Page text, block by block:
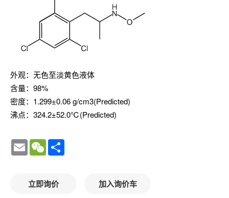
外观：无色至淡黄色液体
含量：98%
密度：1.299±0.06 g/cm3(Predicted)
沸点：324.2±52.0℃(Predicted)
Email WeChat
立即询价 加入询价车